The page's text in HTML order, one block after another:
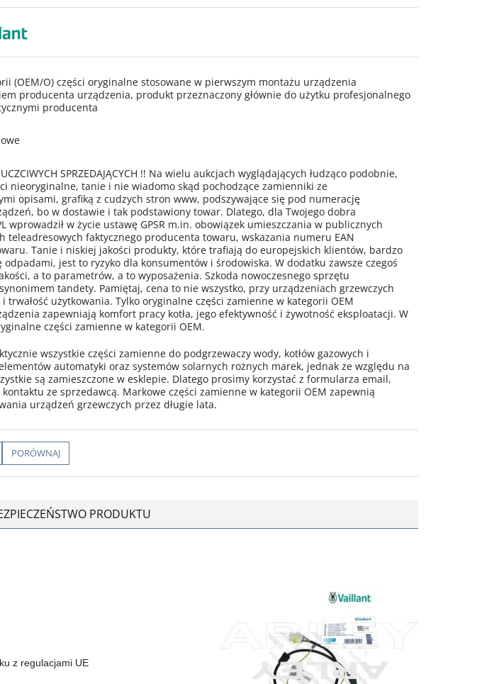
(OEM/O) części oryginalne stosowane w pierwszym montażu urządzenia
producenta urządzenia, produkt przeznaczony głównie do użytku profesjonalnego
producenta
SPRZEDAJĄCYCH !! Na wielu aukcjach wyglądających łudząco podobnie,
nieoryginalne, tanie i nie wiadomo skąd pochodzące zamienniki ze
opisami, grafiką z cudzych stron www, podszywające się pod numerację
bo w dostawie i tak podstawiony towar. Dlatego, dla Twojego dobra
wprowadził w życie ustawę GPSR m.in. obowiązek umieszczania w publicznych
teleadresowych faktycznego producenta towaru, wskazania numeru EAN
Tanie i niskiej jakości produkty, które trafiają do europejskich klientów, bardzo
odpadami, jest to ryzyko dla konsumentów i środowiska. W dodatku zawsze czegoś
a to parametrów, a to wyposażenia. Szkoda nowoczesnego sprzętu
tandety. Pamiętaj, cena to nie wszystko, przy urządzeniach grzewczych
trwałość użytkowania. Tylko oryginalne części zamienne w kategorii OEM
zapewniają komfort pracy kotła, jego efektywność i żywotność eksploatacji. W
części zamienne w kategorii OEM.
wszystkie części zamienne do podgrzewaczy wody, kotłów gazowych i
automatyki oraz systemów solarnych rożnych marek, jednak ze względu na
są zamieszczone w esklepie. Dlatego prosimy korzystać z formularza email,
ze sprzedawcą. Markowe części zamienne w kategorii OEM zapewnią
urządzeń grzewczych przez długie lata.
PORÓWNAJ
PRODUKTU
z regulacjami UE